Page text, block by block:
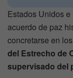
Estados Unidos
acuerdo de paz
concretarse en
del Estrecho de
supervisado del